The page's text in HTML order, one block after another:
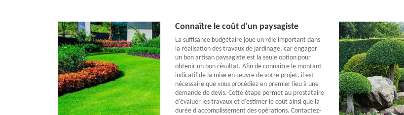
Connaître le coût d'un paysagiste
La suffisance budgétaire joue un rôle important dans
la réalisation des travaux de jardinage, car engager
un bon artisan paysagiste est la seule option pour
obtenir un bon résultat. Afin de connaître le montant
indicatif de la mise en œuvre de votre projet, il est
nécessaire que vous procédiez en premier lieu à une
demande de devis. Cette étape permet au prestataire
d'évaluer les travaux et d'estimer le coût ainsi que la
durée d'accomplissement des opérations. Contactez-